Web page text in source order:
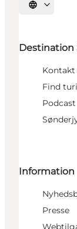
Vælg sprog
Destination
Kontakt
Find
Podcast
Information
Presse